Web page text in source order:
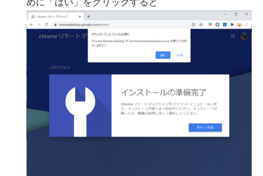
めに「はい」をクリックすると